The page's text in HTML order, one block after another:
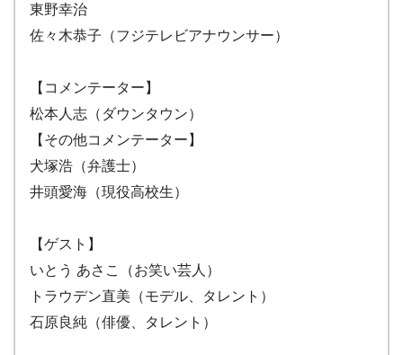
東野幸治
佐々木恭子（フジテレビアナウンサー）
【コメンテーター】
松本人志（ダウンタウン）
【その他コメンテーター】
犬塚浩（弁護士）
井頭愛海（現役高校生）
【ゲスト】
いとう あさこ（お笑い芸人）
トラウデン直美（モデル、タレント）
石原良純（俳優、タレント）